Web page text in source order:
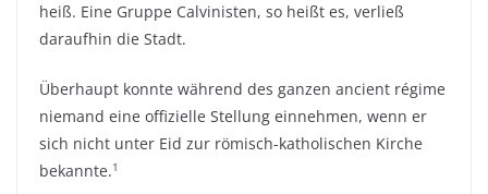
heiß. Eine Gruppe Calvinisten, so heißt es, verließ
daraufhin die Stadt.
Überhaupt konnte während des ganzen ancient régime
niemand eine offizielle Stellung einnehmen, wenn er
sich nicht unter Eid zur römisch-katholischen Kirche
bekannte.1